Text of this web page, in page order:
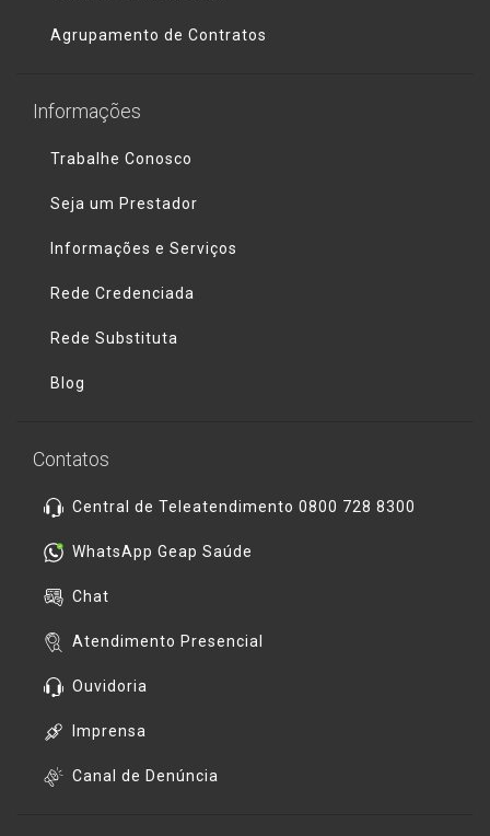
Agrupamento de Contratos
Informações
Trabalhe Conosco
Seja um Prestador
Informações e Serviços
Rede Credenciada
Rede Substituta
Blog
Contatos
Central de Teleatendimento 0800 728 8300
WhatsApp Geap Saúde
Chat
Atendimento Presencial
Ouvidoria
Imprensa
Canal de Denúncia